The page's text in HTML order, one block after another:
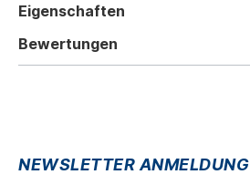
Eigenschaften
Bewertungen
NEWSLETTER ANMELDUNG